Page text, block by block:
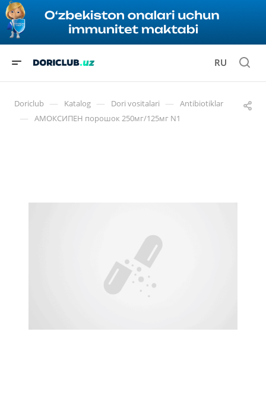
RU
Doriclub — Katalog — Dori vositalari — Antibiotiklar
— АМОКСИПЕН порошок 250мг/125мг N1